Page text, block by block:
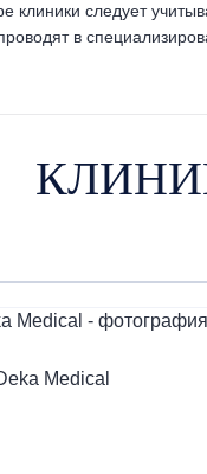
клиники следует
в